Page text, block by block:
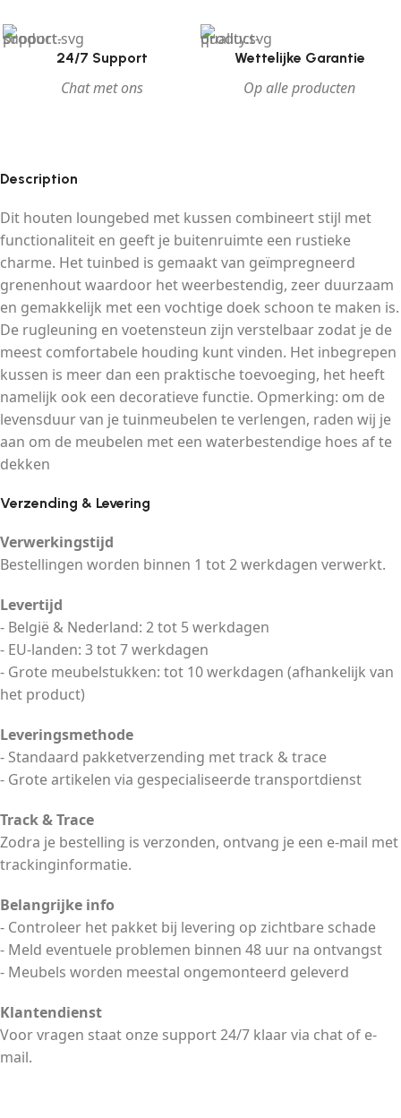
24/7 Support
Chat met ons
Wettelijke Garantie
Op alle producten
Description
Dit houten loungebed met kussen combineert stijl met
functionaliteit en geeft je buitenruimte een rustieke
charme. Het tuinbed is gemaakt van geïmpregneerd
grenenhout waardoor het weerbestendig, zeer duurzaam
en gemakkelijk met een vochtige doek schoon te maken is.
De rugleuning en voetensteun zijn verstelbaar zodat je de
meest comfortabele houding kunt vinden. Het inbegrepen
kussen is meer dan een praktische toevoeging, het heeft
namelijk ook een decoratieve functie. Opmerking: om de
levensduur van je tuinmeubelen te verlengen, raden wij je
aan om de meubelen met een waterbestendige hoes af te
dekken
Verzending & Levering
Verwerkingstijd
Bestellingen worden binnen 1 tot 2 werkdagen verwerkt.
Levertijd
- België & Nederland: 2 tot 5 werkdagen
- EU-landen: 3 tot 7 werkdagen
- Grote meubelstukken: tot 10 werkdagen (afhankelijk van
het product)
Leveringsmethode
- Standaard pakketverzending met track & trace
- Grote artikelen via gespecialiseerde transportdienst
Track & Trace
Zodra je bestelling is verzonden, ontvang je een e-mail met
trackinginformatie.
Belangrijke info
- Controleer het pakket bij levering op zichtbare schade
- Meld eventuele problemen binnen 48 uur na ontvangst
- Meubels worden meestal ongemonteerd geleverd
Klantendienst
Voor vragen staat onze support 24/7 klaar via chat of e-
mail.